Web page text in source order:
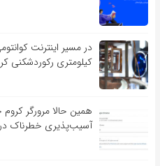
کیلومتری رکوردشکنی
همین حالا مرورگر
آسیب‌‌‌‌پذیری خطرناک در